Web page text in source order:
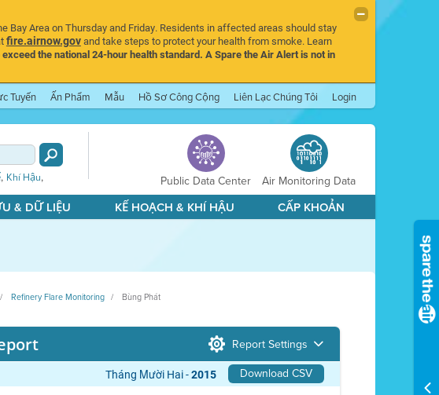
Area on Thursday and Friday. Residents in affected areas should stay
fire.airnow.govand take steps to protect your health from smoke. Learn
the national 24-hour health standard. A Spare the Air Alert is not in
Tuyến Ấn Phẩm Mẫu Hồ Sơ Công Cộng Liên Lạc Chúng Tôi Login
, Khí Hậu, Public Data Center Air Monitoring Data
& DỮ LIỆU KẾ HOẠCH & KHÍ HẬU CẤP KHOẢN
Refinery Flare Monitoring Bùng Phát
Report Settings
Download CSV
Tháng Mười Hai -2015